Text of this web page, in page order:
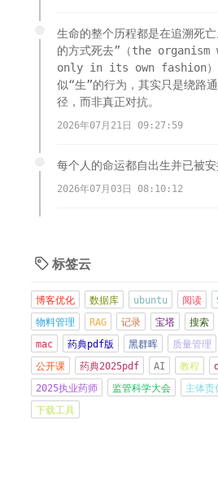
生命的整个历程都是在追溯死
的方式死去”（the
only in its own fashion）
似“生”的行为，其实只是绕路
径，而非真正对抗。
2026年07月21日 09:27:59
每个人的命运都自出生并已被
2026年07月03日 08:10:12
多个服务器遭到木马植入，挖
2026年06月21日 08:57:16
现在CMO都好卷，交付物其实都
了
2026年06月08日 21:15:42
管住嘴
2026年06月01日 13:37:03
CRS-细胞因子释放综合征
 标签云
博客优化 数据库 ubuntu 阅读
物料管理
RAG 记录 宝塔 搜索
mac
药典pdf版 黑群晖 质量管理
公开课
药典2025pdf AI 教程
2025执业药师
监管科学大会 主体责
下载工具